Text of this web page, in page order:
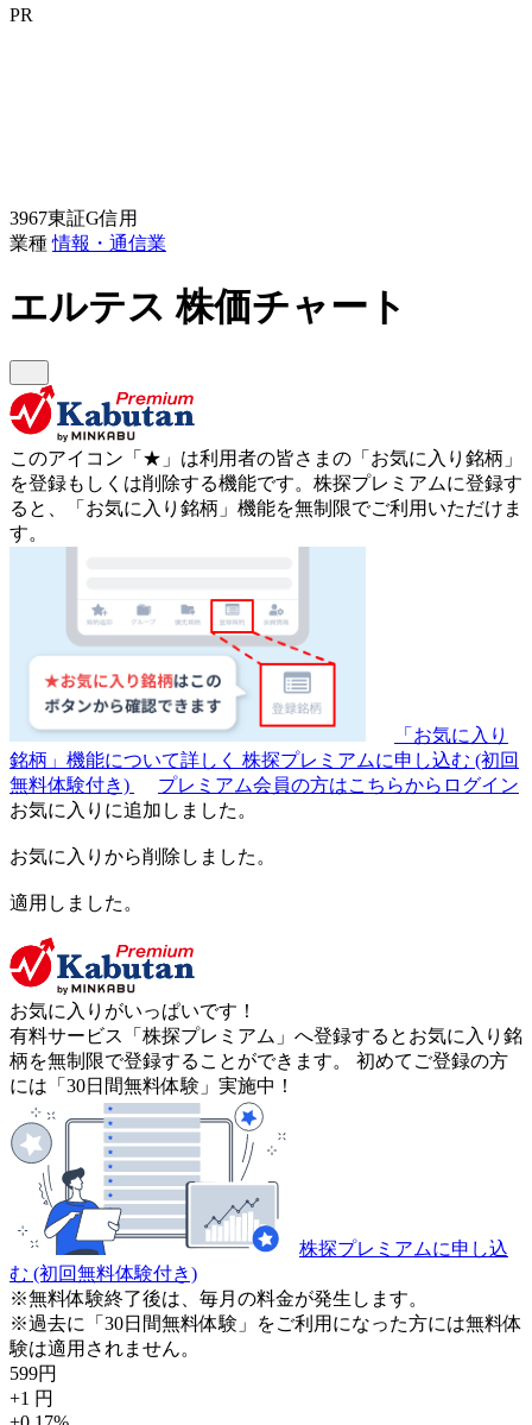
PR
3967東証G信用
業種情報・通信業
エルテス株価チャート
このアイコン 「★」 は利用者の皆さまの 「お気に入り銘柄」
を登録もしくは削除する機能です。 株探プレミアムに登録す
ると、「お気に入り銘柄」機能を無制限でご利用いただけま
す。
「お気に入り
銘柄」機能について詳しく 株探プレミアムに申し込む (初回
無料体験付き)
プレミアム会員の方はこちらからログイン
お気に入りに追加しました。
お気に入りから削除しました。
適用しました。
お気に入りがいっぱいです！
有料サービス「株探プレミアム」へ登録するとお気に入り銘
柄を無制限で登録することができます。 初めてご登録の方
には「30日間無料体験」実施中！
株探プレミアムに申し込
む (初回無料体験付き)
※無料体験終了後は、毎月の料金が発生します。
※過去に「30日間無料体験」をご利用になった方には無料体
験は適用されません。
599円
+1 円